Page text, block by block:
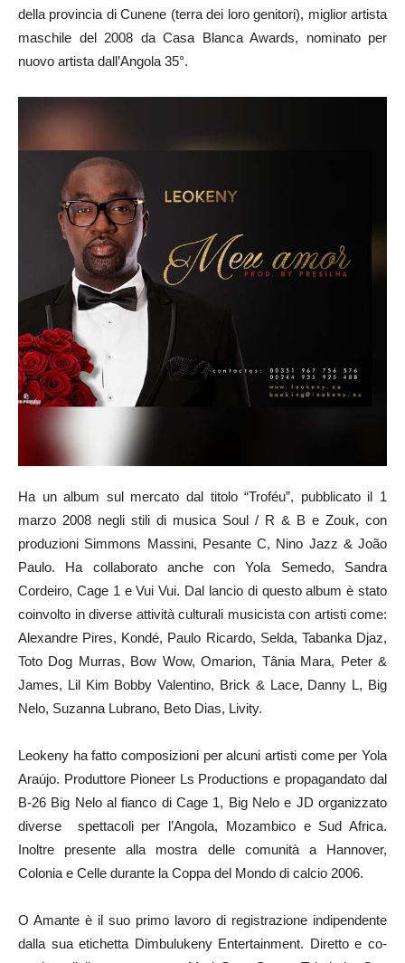
della provincia di Cunene (terra dei loro genitori), miglior artista
maschile del 2008 da Casa Blanca Awards, nominato per
nuovo artista dall’Angola 35°.
Ha un album sul mercato dal titolo “Troféu”, pubblicato il 1
marzo 2008 negli stili di musica Soul / R & B e Zouk, con
produzioni Simmons Massini, Pesante C, Nino Jazz & João
Paulo. Ha collaborato anche con Yola Semedo, Sandra
Cordeiro, Cage 1 e Vui Vui. Dal lancio di questo album è stato
coinvolto in diverse attività culturali musicista con artisti come:
Alexandre Pires, Kondé, Paulo Ricardo, Selda, Tabanka Djaz,
Toto Dog Murras, Bow Wow, Omarion, Tânia Mara, Peter &
James, Lil Kim Bobby Valentino, Brick & Lace, Danny L, Big
Nelo, Suzanna Lubrano, Beto Dias, Livity.
Leokeny ha fatto composizioni per alcuni artisti come per Yola
Araújo. Produttore Pioneer Ls Productions e propagandato dal
B-26 Big Nelo al fianco di Cage 1, Big Nelo e JD organizzato
diverse spettacoli per l’Angola, Mozambico e Sud Africa.
Inoltre presente alla mostra delle comunità a Hannover,
Colonia e Celle durante la Coppa del Mondo di calcio 2006.
O Amante è il suo primo lavoro di registrazione indipendente
dalla sua etichetta Dimbulukeny Entertainment. Diretto e co-